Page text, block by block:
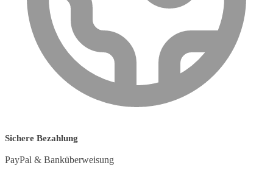
Sichere Bezahlung
PayPal & Banküberweisung